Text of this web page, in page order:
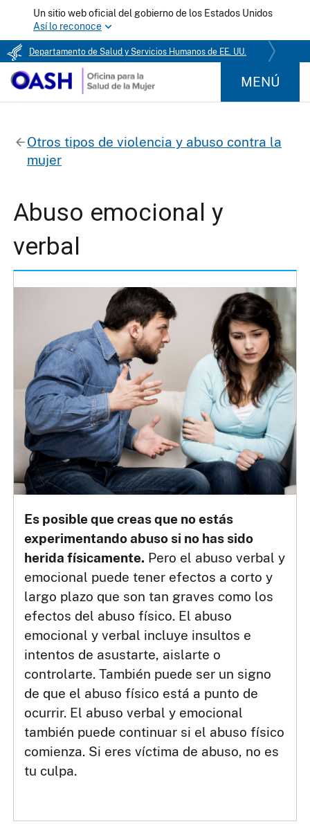
Un sitio web oficial del gobierno de los Estados Unidos
Así lo reconoce
Departamento de Salud y Servicios Humanos de EE. UU.
MENÚ
Otros tipos de violencia y abuso contra la
mujer
Abuso emocional y
verbal
Es posible que creas que no estás
experimentando abuso si no has sido
herida físicamente. Pero el abuso verbal y
emocional puede tener efectos a corto y
largo plazo que son tan graves como los
efectos del abuso físico. El abuso
emocional y verbal incluye insultos e
intentos de asustarte, aislarte o
controlarte. También puede ser un signo
de que el abuso físico está a punto de
ocurrir. El abuso verbal y emocional
también puede continuar si el abuso físico
comienza. Si eres víctima de abuso, no es
tu culpa.